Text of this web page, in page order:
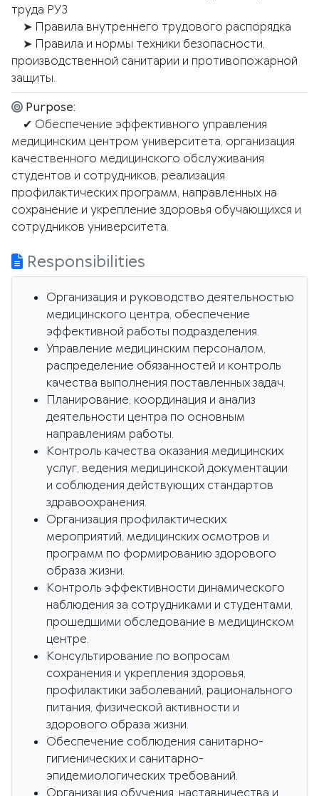
труда РУЗ
➤ Правила внутреннего трудового распорядка
➤ Правила и нормы техники безопасности,
производственной санитарии и противопожарной
защиты.
Purpose:
✔ Обеспечение эффективного управления
медицинским центром университета, организация
качественного медицинского обслуживания
студентов и сотрудников, реализация
профилактических программ, направленных на
сохранение и укрепление здоровья обучающихся и
сотрудников университета.
Responsibilities
Организация и руководство деятельностью
медицинского центра, обеспечение
эффективной работы подразделения.
Управление медицинским персоналом,
распределение обязанностей и контроль
качества выполнения поставленных задач.
Планирование, координация и анализ
деятельности центра по основным
направлениям работы.
Контроль качества оказания медицинских
услуг, ведения медицинской документации
и соблюдения действующих стандартов
здравоохранения.
Организация профилактических
мероприятий, медицинских осмотров и
программ по формированию здорового
образа жизни.
Контроль эффективности динамического
наблюдения за сотрудниками и студентами,
прошедшими обследование в медицинском
центре.
Консультирование по вопросам
сохранения и укрепления здоровья,
профилактики заболеваний, рационального
питания, физической активности и
здорового образа жизни.
Обеспечение соблюдения санитарно-
гигиенических и санитарно-
эпидемиологических требований.
Организация обучения, наставничества и